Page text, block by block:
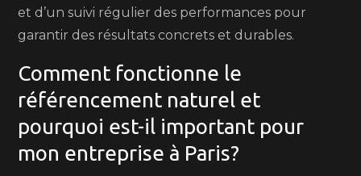
et d’un suivi régulier des performances pour
garantir des résultats concrets et durables.
Comment fonctionne le
référencement naturel et
pourquoi est-il important pour
mon entreprise à Paris?